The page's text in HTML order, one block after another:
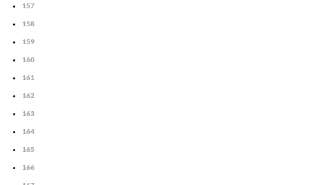
157
158
159
160
161
162
163
164
165
166